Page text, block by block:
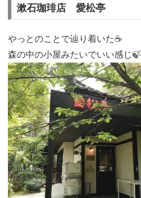
漱石珈琲店 愛松亭
やっとのことで辿り着いた☕
森の中の小屋みたいでいい感じ🍃